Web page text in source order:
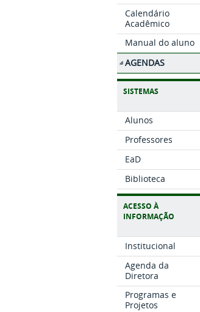
Calendário
Acadêmico
Manual do aluno
AGENDAS
SISTEMAS
Alunos
Professores
EaD
Biblioteca
ACESSO À
INFORMAÇÃO
Institucional
Agenda da
Diretora
Programas e
Projetos